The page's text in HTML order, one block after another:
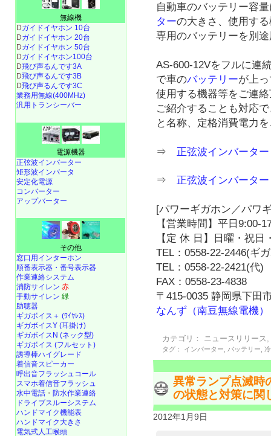
自動車のバッテリー容
ターの大きさ、使用す
専用のバッテリーを別
AS-600-12Vをフルに連
で車のバッテリーが上
使用する機器等をご連
ご紹介することも対応
と名称、定格消費電力
⇒ 正弦波インバータ
⇒ 正弦波インバータ
[パワーギガホン／パワ
【営業時間】平日9:00-
【定 休 日】日曜・祝日
TEL：0558-22-2446(ギ
TEL：0558-22-2421(代)
FAX：0558-23-4838
〒415-0035 静岡県下田
なんず（南豆無線電機）
カテゴリ： ニュースリリース
タグ： インバーター バッテリー ,
異常ランプ点滅時
の状態と対策に関
2012年1月9日
無線機
Dガイドイヤホン 10台
Dガイドイヤホン 20台
Dガイドイヤホン 50台
Dガイドイヤホン100台
D飛び声るんです3A
D飛び声るんです3B
D飛び声るんです3C
業務用無線(400MHz)
汎用トランシーバー
電源機器
正弦波インバーター
矩形波インバータ
安定化電源
コンバーター
アップバーター
その他
窓口用インターホン
順番表示器・番号表示器
作業連絡システム
消防サイレン 赤
手動サイレン 緑
助聴器
ギガボイス＋ (ﾜｲﾔﾚｽ)
ギガボイスY (耳掛け)
ギガボイスN (ネック型)
ギガボイス (フルセット)
誘導棒ハイグレード
着信音スピーカー
呼出音フラッシュコール
スマホ着信音フラッシュ
水中電話 ・ 防水作業連絡
ドライブスルーシステム
ハンドマイク機能表
ハンドマイク大きさ
電気式人工喉頭